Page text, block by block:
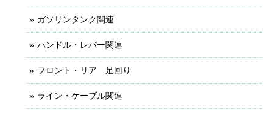
ガソリンタンク関連
ハンドル・レバー関連
フロント・リア 足回り
ライン・ケーブル関連